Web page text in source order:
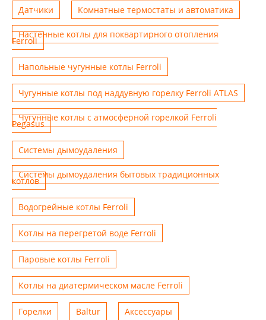
Датчики Комнатные термостаты и автоматика
Настенные котлы для поквартирного отопления
Ferroli
Напольные чугунные котлы Ferroli
Чугунные котлы под наддувную горелку Ferroli ATLAS
Чугунные котлы с атмосферной горелкой Ferroli
Pegasus
Системы дымоудаления
Системы дымоудаления бытовых традиционных
котлов
Водогрейные котлы Ferroli
Котлы на перегретой воде Ferroli
Паровые котлы Ferroli
Котлы на диатермическом масле Ferroli
Горелки Baltur Аксессуары